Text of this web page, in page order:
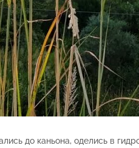
до каньона, оделись в